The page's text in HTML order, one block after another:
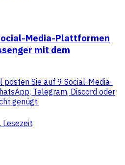
Media-Plattformen
mit dem
Sie auf 9 Social-Media-
Telegram, Discord oder
genügt.
Lesezeit